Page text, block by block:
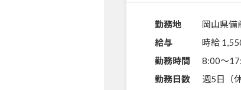
勤務地
岡山県備
給与
時給
勤務時間
8:00～
勤務日数
週5日（